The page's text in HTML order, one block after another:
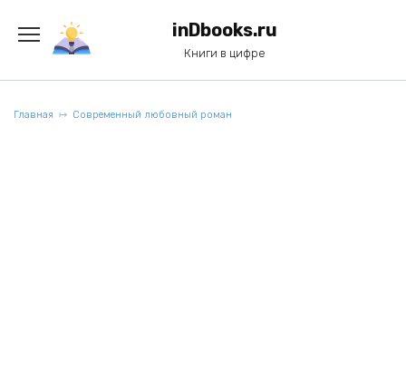
содержанию
inDbooks.ru
Книги в цифре
Главная Современный любовный роман